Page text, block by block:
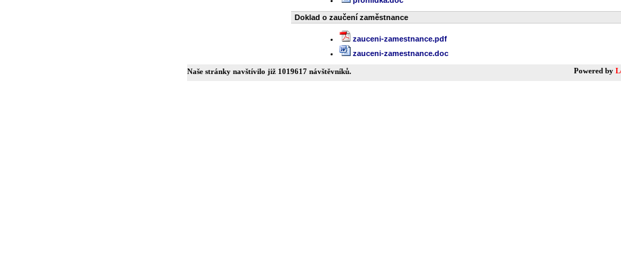
Doklad o zaučení zaměstnance
zauceni-zamestnance.pdf
zauceni-zamestnance.doc
Naše stránky navštívilo již 1019617 návštěvníků. Powered by